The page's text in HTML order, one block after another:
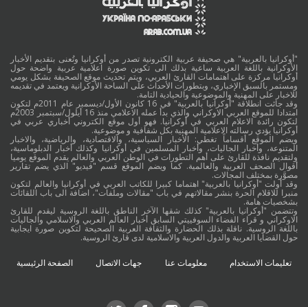
"أوكرانيا بالعربية" هي صحيفة عربية الكترونية تصدر من أوكرانيا وتُعنى بتقديم الأخبار
الأوكرانية باللغة العربية ساعية بذلك الى تكوين صورة اعلامية عربية واضحة حول
أوكرانيا مركزة على اهتمامات القارئ العربي، ويتم تحديث موقع الصحيفة بشكل يومي
ومستمر بالسبق الإخباري، وبتطورات الأحداث على الساحة الأوكرانية ويعتمد في تقديمه
للاخبار على المهنية والموضوعية والحيادية التامة.
وقد جائت انطلاقة "أوكرانيا بالعربية" في 16 كانون الأول/ديسمبر عام 2011م لتكون
امتدادا للموقع العربي الاوكراني والذي بدأ عمله الاعلامي منذ 16 أيلول/سبتمبر 2003م
لتكون رائدة الاعلام العربي في أوكرانيا. فهو أول موقع الكتروني أخباري عربي في
أوكرانيا يؤدي رسالته الاعلامية المهنية بكل شفافية و موضوعية.
ويضم الموقع أقساماً تغطي: الأخبار السياسية، والاقتصادية، والرياضية، والاخبار
المتنوعة، وأخبار الجاليات، وأخبار المسلمين في أوكرانيا وكذلك أخبار الدبلوماسية،
ولتقديم نافذة للقارئ على أهم التطورات في الوطن العربي والعالم يقدم الموقع يوميا
أقوال الصحف العربية والعالمية. كما ويضم الموقع قسم "فيديو" الذي يضم تقارير
مصوَّرة بمختلف المجالات.
وقد أولت "أوكرانيا بالعربية" اهتماما كبيرا للكاتب العربي في أوكرانيا والعالم لتكون
منبرا للاقلام الحرة بنشر مقالاتهم في باب "مقالات وملفات"، اضافة الى باب اللقائات
بشخصيات هامة.
وتتضمن "أوكرانيا بالعربية" كذلك شقها الآخر الناطق باللغة الروسية ليقدم للقارئ
الاوكراني و قراء الفضاء السوفييتي السابق أخبار العالم العربي والاسلامي والجاليات
باللغة الروسية. ناقلة بذلك الحضارة والثقافة العربية الصحيحة لتكوين صورة ايجابية
حول القضايا العربية والدول العربية والاسلامية لدى قارئ الروسية.
تعليمات الاستخدام معلومات عنا جهات الاتصال الصفحة الرئيسية